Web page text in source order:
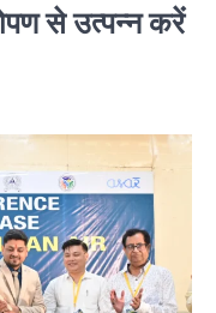
से उत्पन्न करें